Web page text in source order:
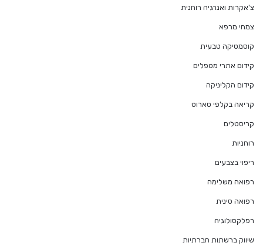
צ'אקרות ואנרגיה רוחנית
צמחי מרפא
קוסמטיקה טבעית
קידום אתרי מטפלים
קידום הקליניקה
קריאה בקלפי טארוט
קריסטלים
רוחניות
ריפוי בצבעים
רפואה משלימה
רפואה סינית
רפלקסולוגיה
שיווק ברשתות חברתיות